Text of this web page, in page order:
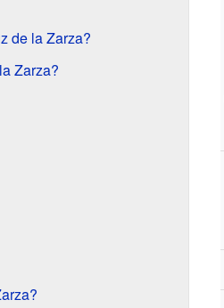
de la Zarza?
Zarza?